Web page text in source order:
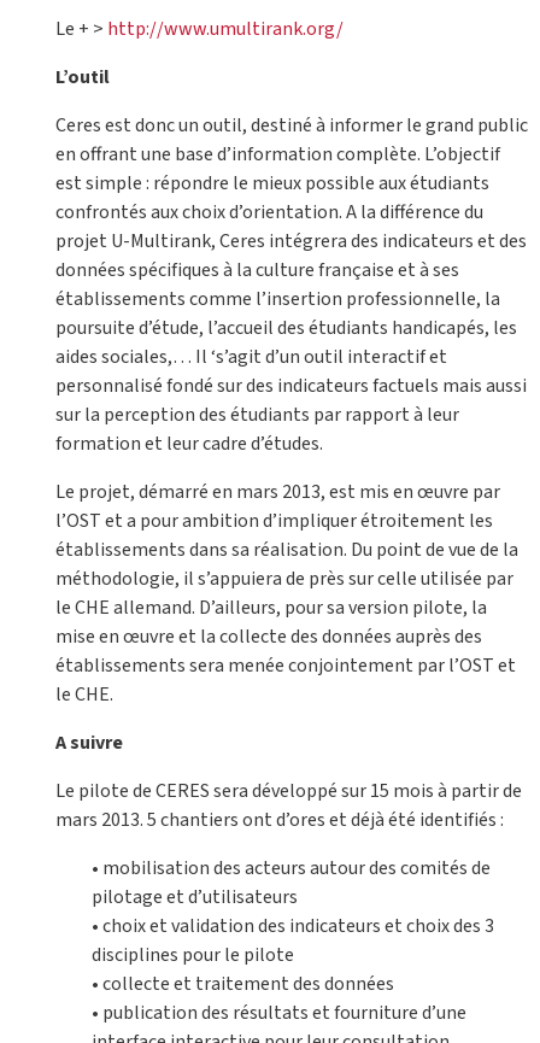
Le + > http://www.umultirank.org/
L’outil
Ceres est donc un outil, destiné à informer le grand public
en offrant une base d’information complète. L’objectif
est simple : répondre le mieux possible aux étudiants
confrontés aux choix d’orientation. A la différence du
projet U-Multirank, Ceres intégrera des indicateurs et des
données spécifiques à la culture française et à ses
établissements comme l’insertion professionnelle, la
poursuite d’étude, l’accueil des étudiants handicapés, les
aides sociales,… Il ‘s’agit d’un outil interactif et
personnalisé fondé sur des indicateurs factuels mais aussi
sur la perception des étudiants par rapport à leur
formation et leur cadre d’études.
Le projet, démarré en mars 2013, est mis en œuvre par
l’OST et a pour ambition d’impliquer étroitement les
établissements dans sa réalisation. Du point de vue de la
méthodologie, il s’appuiera de près sur celle utilisée par
le CHE allemand. D’ailleurs, pour sa version pilote, la
mise en œuvre et la collecte des données auprès des
établissements sera menée conjointement par l’OST et
le CHE.
A suivre
Le pilote de CERES sera développé sur 15 mois à partir de
mars 2013. 5 chantiers ont d’ores et déjà été identifiés :
• mobilisation des acteurs autour des comités de
pilotage et d’utilisateurs
• choix et validation des indicateurs et choix des 3
disciplines pour le pilote
• collecte et traitement des données
• publication des résultats et fourniture d’une